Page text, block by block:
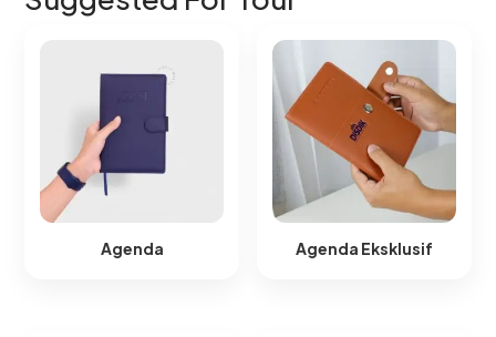
Agenda Agenda Eksklusif